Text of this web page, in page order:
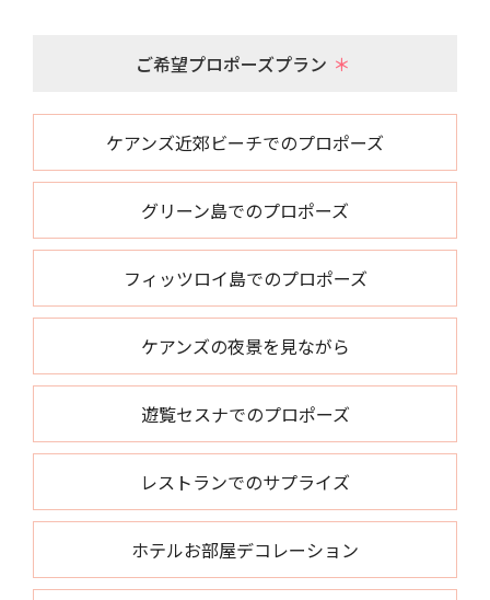
ご希望プロポーズプラン ＊
ケアンズ近郊ビーチでのプロポーズ
グリーン島でのプロポーズ
フィッツロイ島でのプロポーズ
ケアンズの夜景を見ながら
遊覧セスナでのプロポーズ
レストランでのサプライズ
ホテルお部屋デコレーション